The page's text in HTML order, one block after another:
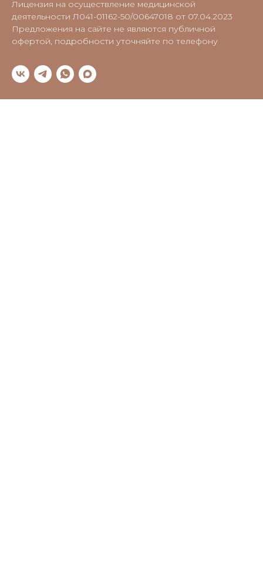
Лицензия на осуществление медицинской
деятельности Л041-01162-50/00647018 от 07.04.2023
Предложения на сайте не являются публичной
офертой, подробности уточняйте по телефону